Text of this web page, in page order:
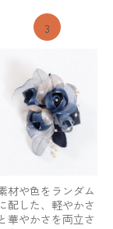
3
材や色をランダム
配した、軽やかさ
と華やかさを両立さ